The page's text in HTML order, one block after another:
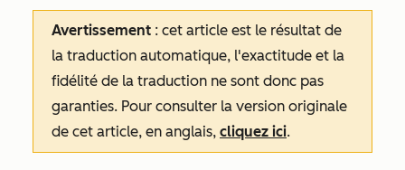
Avertissement : cet article est le résultat de
la traduction automatique, l'exactitude et la
fidélité de la traduction ne sont donc pas
garanties. Pour consulter la version originale
de cet article, en anglais, cliquez ici.